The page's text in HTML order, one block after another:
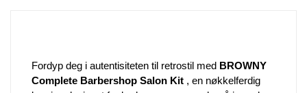
Fordyp deg i autentisiteten til retrostil med BROWNY
Complete Barbershop Salon Kit , en nøkkelferdig